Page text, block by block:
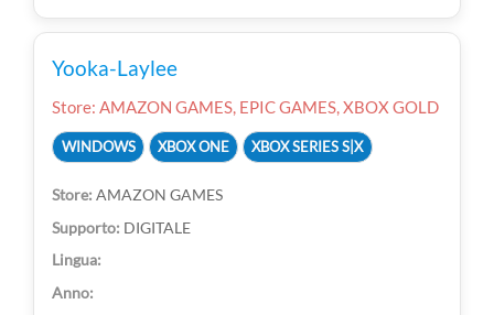
Yooka-Laylee
Store: AMAZON GAMES, EPIC GAMES, XBOX GOLD
WINDOWS XBOX ONE XBOX SERIES S|X
AMAZON GAMES
DIGITALE